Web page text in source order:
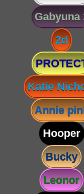
Gabyuna
2d
Katie
Annie
Hooper
Bucky
Leonor